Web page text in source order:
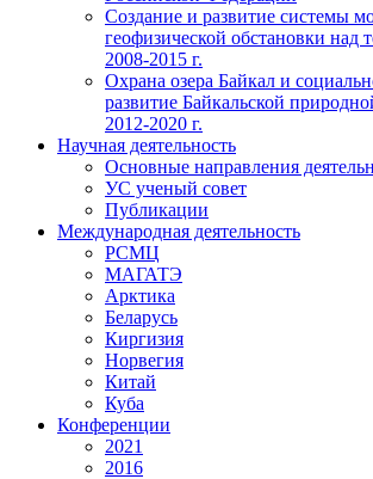
Создание и развитие системы
геофизической обстановки над
2008-2015 г.
Охрана озера Байкал и
развитие Байкальской
2012-2020 г.
Научная деятельность
Основные направления
УС ученый совет
Публикации
Международная деятельность
РСМЦ
МАГАТЭ
Арктика
Беларусь
Киргизия
Норвегия
Китай
Куба
Конференции
2021
2016